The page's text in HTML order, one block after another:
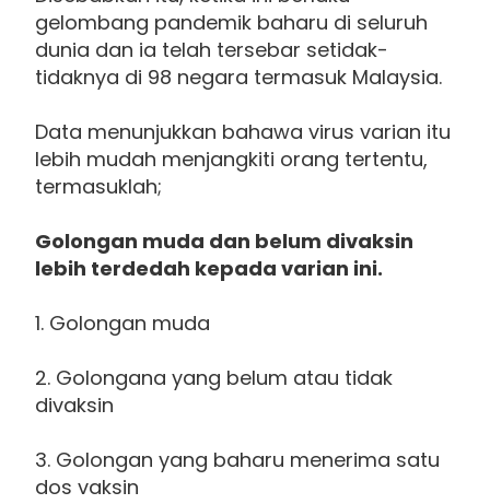
gelombang pandemik baharu di seluruh
dunia dan ia telah tersebar setidak-
tidaknya di 98 negara termasuk Malaysia.
Data menunjukkan bahawa virus varian itu
lebih mudah menjangkiti orang tertentu,
termasuklah;
Golongan muda dan belum divaksin
lebih terdedah kepada varian ini.
1. Golongan muda
2. Golongana yang belum atau tidak
divaksin
3. Golongan yang baharu menerima satu
dos vaksin